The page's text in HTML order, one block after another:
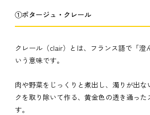
①ポタージュ・クレール
クレール（clair）とは、フランス語で「澄
いう意味です。
肉や野菜をじっくりと煮出し、濁りが出な
クを取り除いて作る、黄金色の透き通った
す。